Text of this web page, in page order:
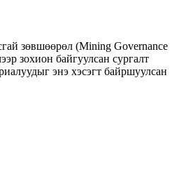
зөвшөөрөл (Mining Governance
зохион байгуулсан сургалт
энэ хэсэгт байршуулсан